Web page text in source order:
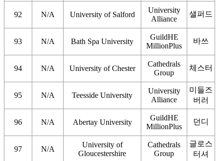
92 N/A University of Salford
University
Alliance
샐퍼드
93 N/A Bath Spa University
GuildHE
MillionPlus
바쓰
94 N/A University of Chester
Cathedrals
Group
체스터
95 N/A Teesside University
University
Alliance
미들즈
버러
96 N/A Abertay University
GuildHE
MillionPlus
던디
97 N/A
University of
Gloucestershire
Cathedrals
Group
글로스
터셔